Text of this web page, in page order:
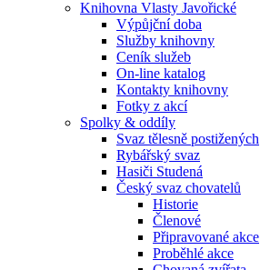
Knihovna Vlasty Javořické
Výpůjční doba
Služby knihovny
Ceník služeb
On-line katalog
Kontakty knihovny
Fotky z akcí
Spolky & oddíly
Svaz tělesně postižených
Rybářský svaz
Hasiči Studená
Český svaz chovatelů
Historie
Členové
Připravované akce
Proběhlé akce